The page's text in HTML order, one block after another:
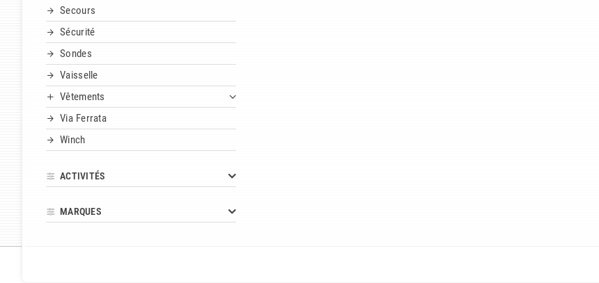
Secours
Sécurité
Sondes
Vaisselle
Vêtements
Via Ferrata
Winch
ACTIVITÉS
MARQUES